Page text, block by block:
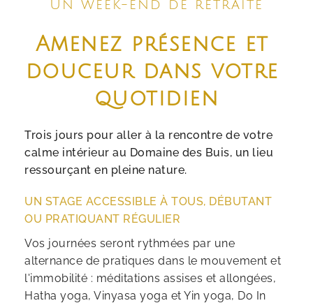
Un week-end de retraite
Amenez présence et
douceur dans votre
quotidien
Trois jours pour aller à la rencontre de votre
calme intérieur au Domaine des Buis, un lieu
ressourçant en pleine nature.
UN STAGE ACCESSIBLE À TOUS, DÉBUTANT
OU PRATIQUANT RÉGULIER
Vos journées seront rythmées par une
alternance de pratiques dans le mouvement et
l'immobilité : méditations assises et allongées,
Hatha yoga, Vinyasa yoga et Yin yoga, Do In